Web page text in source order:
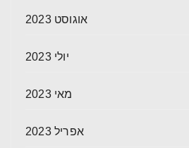
אוגוסט 2023
יולי 2023
מאי 2023
אפריל 2023